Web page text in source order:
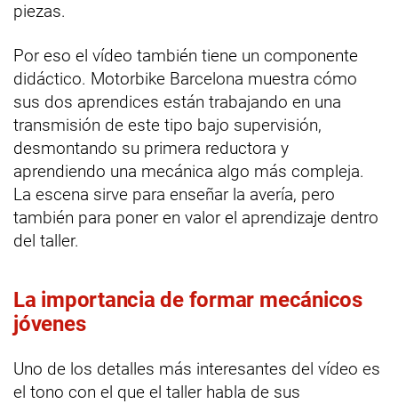
piezas.
Por eso el vídeo también tiene un componente
didáctico. Motorbike Barcelona muestra cómo
sus dos aprendices están trabajando en una
transmisión de este tipo bajo supervisión,
desmontando su primera reductora y
aprendiendo una mecánica algo más compleja.
La escena sirve para enseñar la avería, pero
también para poner en valor el aprendizaje dentro
del taller.
La importancia de formar mecánicos
jóvenes
Uno de los detalles más interesantes del vídeo es
el tono con el que el taller habla de sus